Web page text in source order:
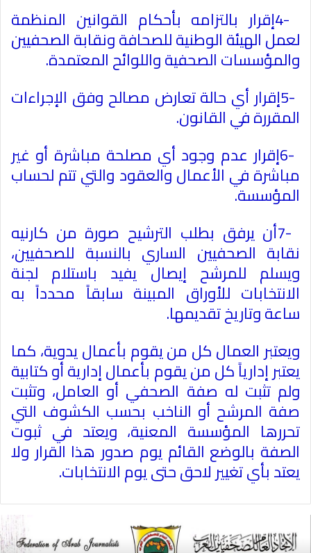
4-إقرار بالتزامه بأحكام القوانين المنظمة
لعمل الهيئة الوطنية للصحافة ونقابة الصحفيين
والمؤسسات الصحفية واللوائح المعتمدة.
5-إقرار أي حالة تعارض مصالح وفق الإجراءات
المقررة في القانون.
6-إقرار عدم وجود أي مصلحة مباشرة أو غير
مباشرة في الأعمال والعقود والتي تتم لحساب
المؤسسة.
7-أن يرفق بطلب الترشيح صورة من كارنيه
نقابة الصحفيين الساري بالنسبة للصحفيين،
ويسلم للمرشح إيصال يفيد باستلام لجنة
الانتخابات للأوراق المبينة سابقاً محدداً به
ساعة وتاريخ تقديمها.
ويعتبر العمال كل من يقوم بأعمال يدوية، كما
يعتبر إدارياً كل من يقوم بأعمال إدارية أو كتابية
ولم تثبت له صفة الصحفي أو العامل، وتثبت
صفة المرشح أو الناخب بحسب الكشوف التي
تحررها المؤسسة المعنية، ويعتد في ثبوت
الصفة بالوضع القائم يوم صدور هذا القرار ولا
يعتد بأي تغيير لاحق حتى يوم الانتخابات.